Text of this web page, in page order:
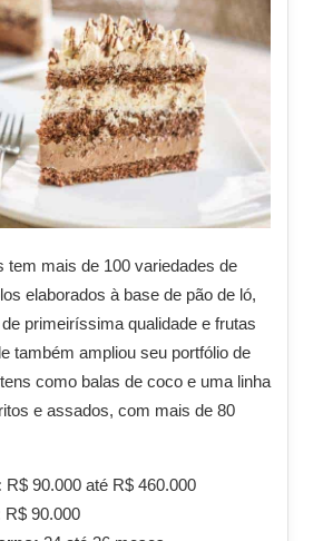
tem mais de 100 variedades de
elaborados à base de pão de ló,
primeiríssima qualidade e frutas
também ampliou seu portfólio de
como balas de coco e uma linha
e assados, com mais de 80
R$ 90.000 até R$ 460.000
R$ 90.000